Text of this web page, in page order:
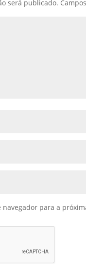
será publicado.
navegador para a